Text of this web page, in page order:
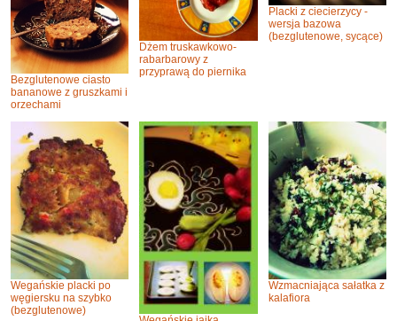
Bezglutenowe ciasto
bananowe z gruszkami i
orzechami
Dżem truskawkowo-
rabarbarowy z
przyprawą do piernika
Placki z ciecierzycy -
wersja bazowa
(bezglutenowe, sycące)
Wegańskie placki po
węgiersku na szybko
(bezglutenowe)
Wzmacniająca sałatka z
kalafiora